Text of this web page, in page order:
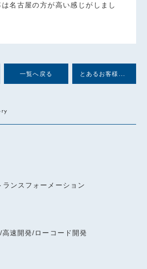
名古屋の方が高い感じがしまし
一覧へ戻る
ンスフォーメーション
速開発/ローコード開発